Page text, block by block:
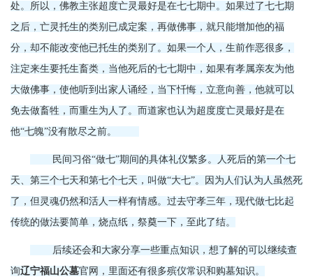
处。所以，佛教主张超度亡灵最好是在七七期中。如果过了七七期
之后，亡灵托生的类别已成定案，再做佛事，就只能增加他的福
分，却不能改变他已托生的类别了。如果一个人，生前作恶很多，
注定来生要托生畜类，当他死后的七七期中，如果有孝属亲友为他
大做佛事，使他听到出家人诵经，当下忏悔，立意向善，他就可以
免去做畜牲，而重生为人了。而道家也认为超度度亡灵最好是在
他“七魄”没有散尽之前。
民间习俗“做七”期间的具体礼仪繁多。人死后的第一个七
天、第三个七天和第七个七天，叫做“大七”。因为人们认为人虽然死
了，但灵魂仍然和活人一样有情感。过去守孝三年，现代做七比起
传统的做法要简单，烧点纸，祭奠一下，至此了结。
后续还会和大家分享一些重点知识，想了解的可以继续查
询辽宁福山公墓官网，里面还有很多殡仪常识和购墓知识。